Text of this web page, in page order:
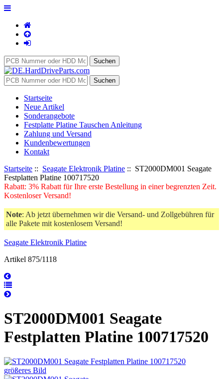
Startseite
Neue Artikel
Sonderangebote
Festplatte Platine Tauschen Anleitung
Zahlung und Versand
Kundenbewertungen
Kontakt
Startseite :: Seagate Elektronik Platine :: ST2000DM001 Seagate
Festplatten Platine 100717520
Rabatt: 3% Rabatt für Ihre erste Bestellung in einer begrenzten Zeit.
Kostenloser Versand!
Note: Ab jetzt übernehmen wir die Versand- und Zollgebühren für
alle Pakete mit kostenlosem Versand!
Seagate Elektronik Platine
Artikel 875/1118
ST2000DM001 Seagate
Festplatten Platine 100717520
größeres Bild